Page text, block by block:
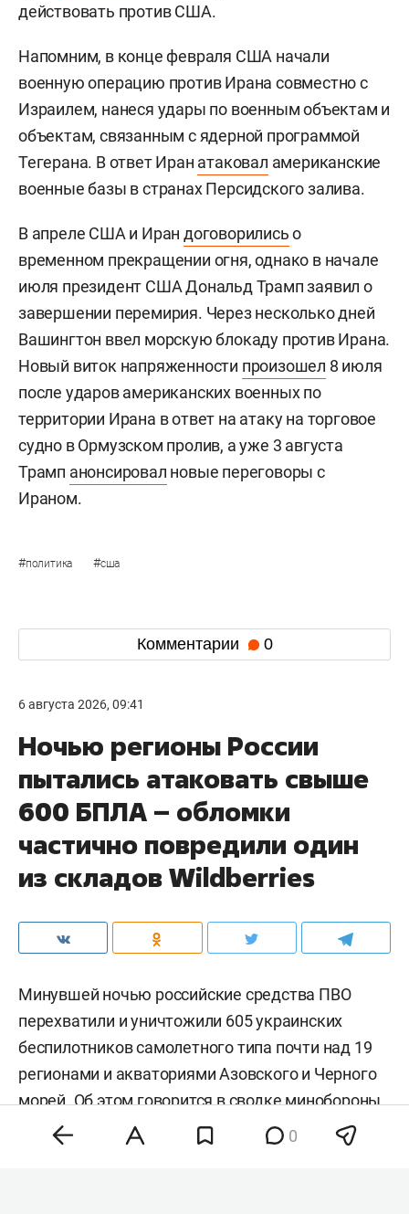
действовать против США.
Напомним, в конце февраля США начали
военную операцию против Ирана совместно с
Израилем, нанеся удары по военным объектам и
объектам, связанным с ядерной программой
Тегерана. В ответ Иран атаковал американские
военные базы в странах Персидского залива.
В апреле США и Ирандоговорилисьо
временном прекращении огня, однако в начале
июля президент США Дональд Трамп заявил о
завершении перемирия. Через несколько дней
Вашингтон ввел морскую блокаду против Ирана.
Новый виток напряженности произошел 8 июля
после ударов американских военных по
территории Ирана в ответ на атаку на торговое
судно в Ормузском пролив, а уже 3 августа
Трамп анонсировал новые переговоры с
Ираном.
#политика #сша
Комментарии 0
6 августа 2026, 09:41
Ночью регионы России
пытались атаковать свыше
600 БПЛА – обломки
частично повредили один
из складов Wildberries
Минувшей ночью российские средства ПВО
перехватили и уничтожили 605 украинских
беспилотников самолетного типа почти над 19
регионами и акваториями Азовского и Черного
морей. Об этомговоритсяв сводке минобороны
0